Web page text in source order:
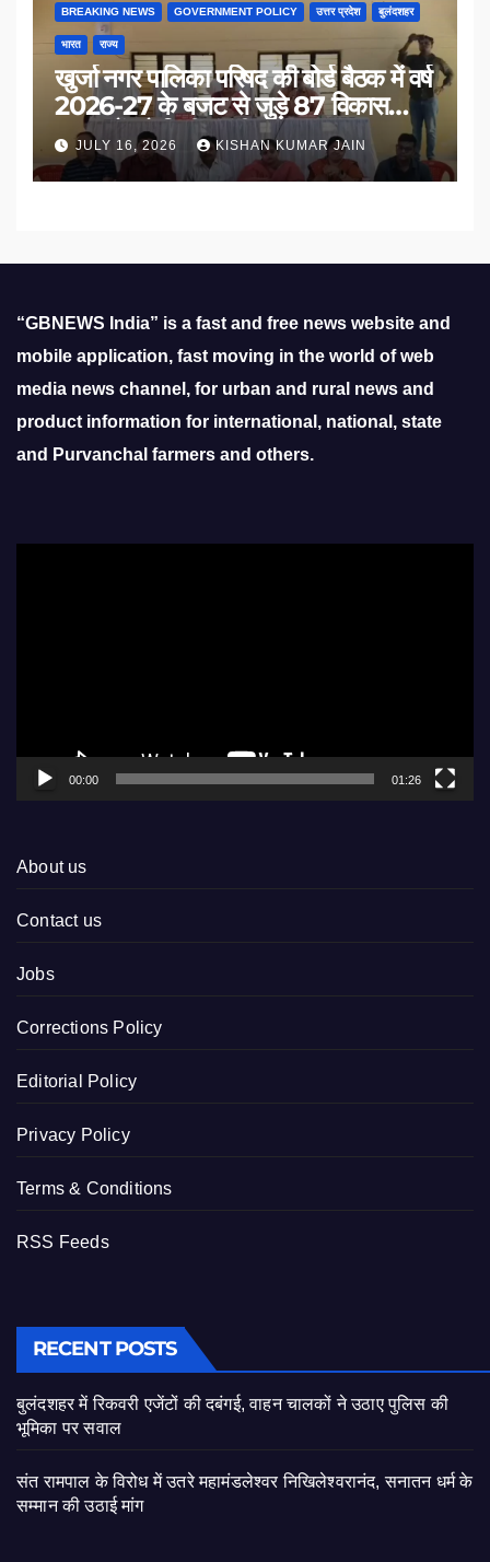
BREAKING NEWS GOVERNMENT POLICY उत्तर प्रदेश बुलंदशहर
भारत राज्य
खुर्जा नगर पालिका परिषद की बोर्ड बैठक में वर्ष
2026-27 के बजट से जुड़े 87 विकास
प्रस्तावों को मिली मंजूरी
JULY 16, 2026 KISHAN KUMAR JAIN
“GBNEWS India” is a fast and free news website and
mobile application, fast moving in the world of web
media news channel, for urban and rural news and
product information for international, national, state
and Purvanchal farmers and others.
00:00 01:26
About us
Contact us
Jobs
Corrections Policy
Editorial Policy
Privacy Policy
Terms & Conditions
RSS Feeds
RECENT POSTS
बुलंदशहर में रिकवरी एजेंटों की दबंगई, वाहन चालकों ने उठाए पुलिस की
भूमिका पर सवाल
संत रामपाल के विरोध में उतरे महामंडलेश्वर निखिलेश्वरानंद, सनातन धर्म के
सम्मान की उठाई मांग